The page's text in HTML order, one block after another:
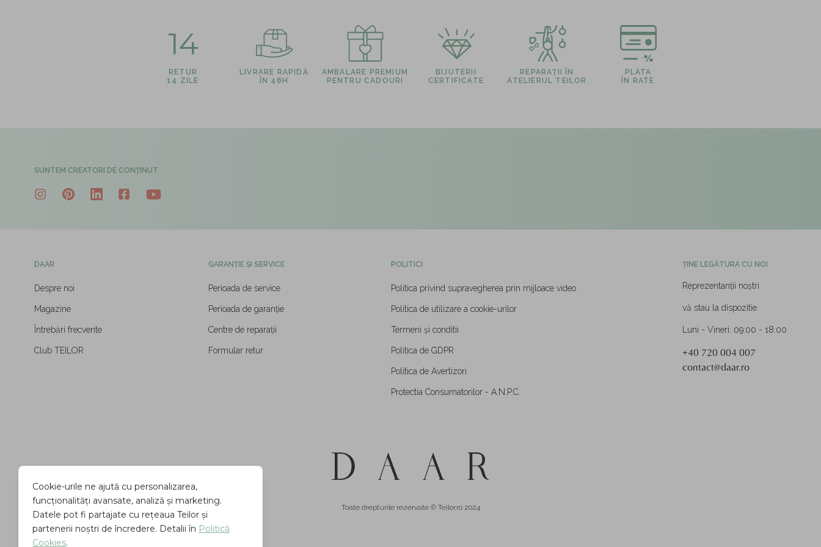
14
RETUR
14 ZILE
LIVRARE RAPIDĂ
ÎN 48H
AMBALARE PREMIUM
PENTRU CADOURI
BIJUTERII
CERTIFICATE
REPARAȚII ÎN
ATELIERUL TEILOR
PLATA
ÎN RATE
SUNTEM CREATORI DE CONȚINUT
DAAR
Despre noi
Magazine
Întrebări frecvente
Club TEILOR
GARANȚIE ȘI SERVICE
Perioada de service
Perioada de garanție
Centre de reparații
Formular retur
POLITICI
Politica privind supravegherea prin mijloace video
Politica de utilizare a cookie-urilor
Termeni și conditii
Politica de GDPR
Politica de Avertizori
Protectia Consumatorilor - A.N.P.C.
ȚINE LEGĂTURA CU NOI
Reprezentanții noștri
vă stau la dispozitie.
Luni - Vineri: 09:00 - 18:00
+40 720 004 007
contact@daar.ro
Toate drepturile rezervate © Teilor.ro 2024